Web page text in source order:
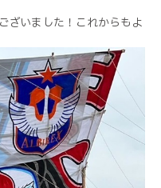
ざいました！これからもよ